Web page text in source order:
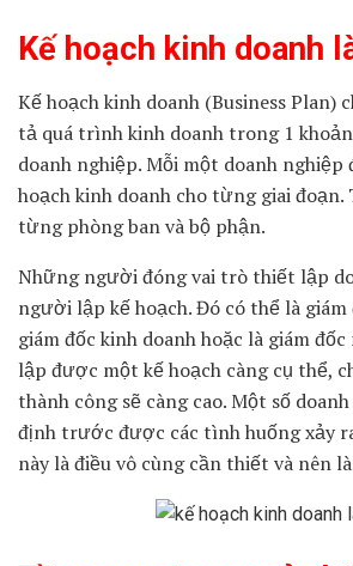
Kế hoạch kinh doanh
Kế hoạch kinh doanh (Business Plan)
tả quá trình kinh doanh trong 1
doanh nghiệp. Mỗi một doanh nghiệp
hoạch kinh doanh cho từng giai đoạn.
từng phòng ban và bộ phận.
Những người đóng vai trò thiết lập
người lập kế hoạch. Đó có thể là giám
giám đốc kinh doanh hoặc là giám
lập được một kế hoạch càng cụ thể,
thành công sẽ càng cao. Một số
định trước được các tình huống xảy
này là điều vô cùng cần thiết và nên